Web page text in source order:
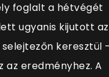
foglalt a hétvégét
ugyanis kijutott az
selejtezőn keresztül
az eredményhez. A